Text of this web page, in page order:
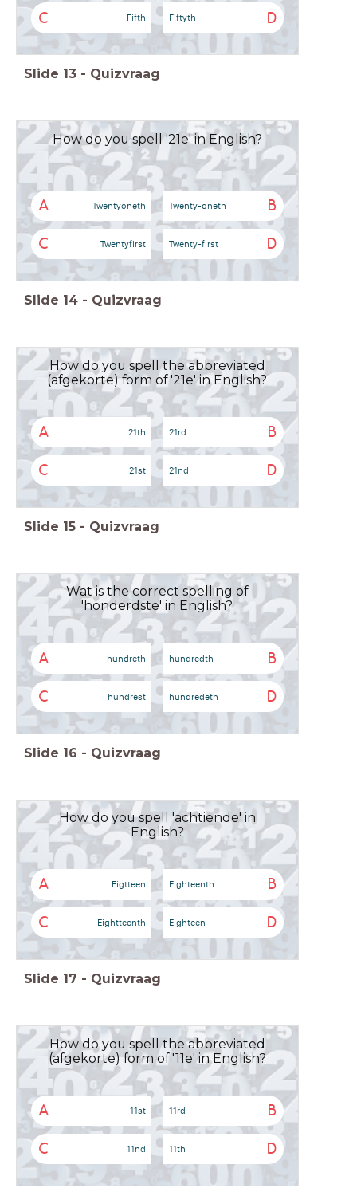
C Fifth D
Fiftyth
Slide 13 - Quizvraag
How do you spell '21e' in English?
A Twentyoneth B
Twenty-oneth
C Twentyfirst D
Twenty-first
Slide 14 - Quizvraag
How do you spell the abbreviated
(afgekorte) form of '21e' in English?
A 21th B
21rd
C 21st D
21nd
Slide 15 - Quizvraag
Wat is the correct spelling of
'honderdste' in English?
A hundreth B
hundredth
C hundrest D
hundredeth
Slide 16 - Quizvraag
How do you spell 'achtiende' in
English?
A Eigtteen B
Eighteenth
C Eightteenth D
Eighteen
Slide 17 - Quizvraag
How do you spell the abbreviated
(afgekorte) form of '11e' in English?
A 11st B
11rd
C 11nd D
11th